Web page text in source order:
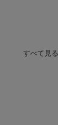
すべて見る